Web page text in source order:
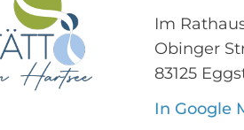
Im
Obinger
83125
In Google